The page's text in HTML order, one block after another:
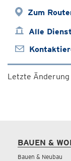
Zum
Alle
Letzte
BAUEN &
Bauen & Neubau